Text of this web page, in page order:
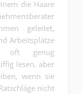
die Haare
geleitet,
Arbeitsplätze
oft genug
lesen, aber
wenn sie
nicht